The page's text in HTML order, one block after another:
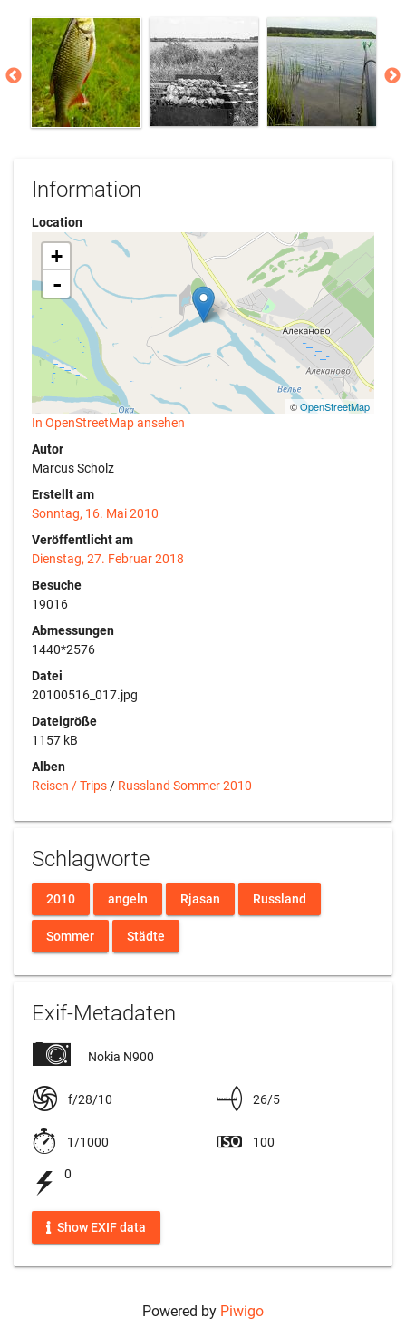
Information
Location
+
-
©OpenStreetMap
In OpenStreetMap ansehen
Autor
Marcus Scholz
Erstellt am
Sonntag, 16. Mai 2010
Veröffentlicht am
Dienstag, 27. Februar 2018
Besuche
19016
Abmessungen
1440*2576
Datei
20100516_017.jpg
Dateigröße
1157 kB
Alben
Reisen / Trips / Russland Sommer 2010
Schlagworte
2010 angeln Rjasan Russland
Sommer Städte
Exif-Metadaten
Nokia N900
f/28/10 26/5
1/1000 100
0
Show EXIF data
Powered by Piwigo